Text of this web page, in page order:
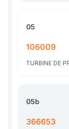
05
106009
TURBINE DE
05b
366653